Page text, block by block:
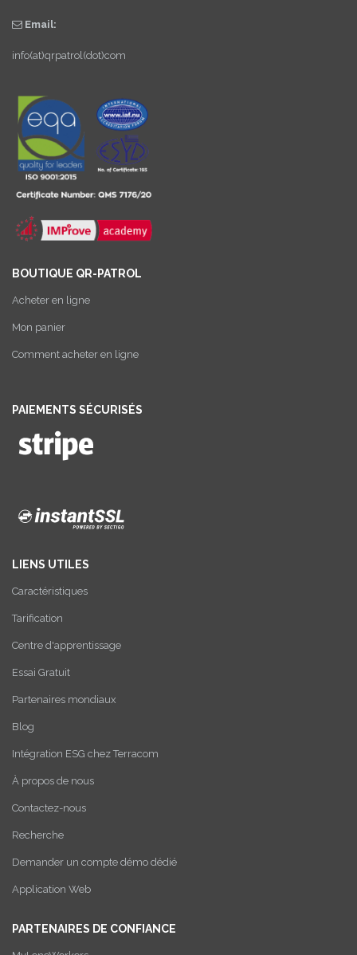
Email:
info(at)qrpatrol(dot)com
BOUTIQUE QR-PATROL
Acheter en ligne
Mon panier
Comment acheter en ligne
PAIEMENTS SÉCURISÉS
LIENS UTILES
Caractéristiques
Tarification
Centre d'apprentissage
Essai Gratuit
Partenaires mondiaux
Blog
Intégration ESG chez Terracom
À propos de nous
Contactez-nous
Recherche
Demander un compte démo dédié
Application Web
PARTENAIRES DE CONFIANCE